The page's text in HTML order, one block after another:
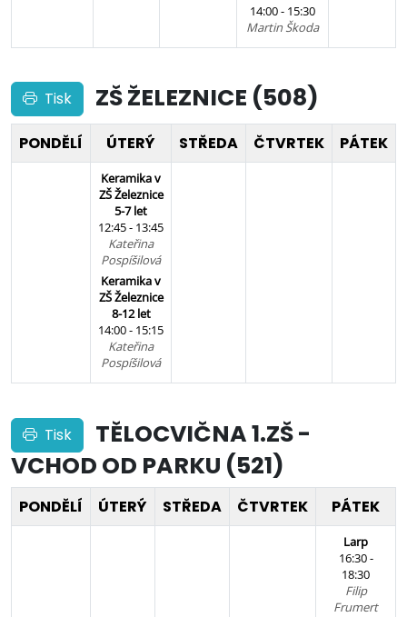
14:00 - 15:30
Martin Škoda
Tisk ZŠ ŽELEZNICE (508)
PONDĚLÍ ÚTERÝ STŘEDA ČTVRTEK PÁTEK
Keramika v
ZŠ Železnice
5-7 let
12:45 - 13:45
Kateřina
Pospíšilová
Keramika v
ZŠ Železnice
8-12 let
14:00 - 15:15
Kateřina
Pospíšilová
Tisk
TĚLOCVIČNA 1.ZŠ -
VCHOD OD PARKU (521)
PONDĚLÍ ÚTERÝ STŘEDA ČTVRTEK PÁTEK
Larp
16:30 -
18:30
Filip
Frumert